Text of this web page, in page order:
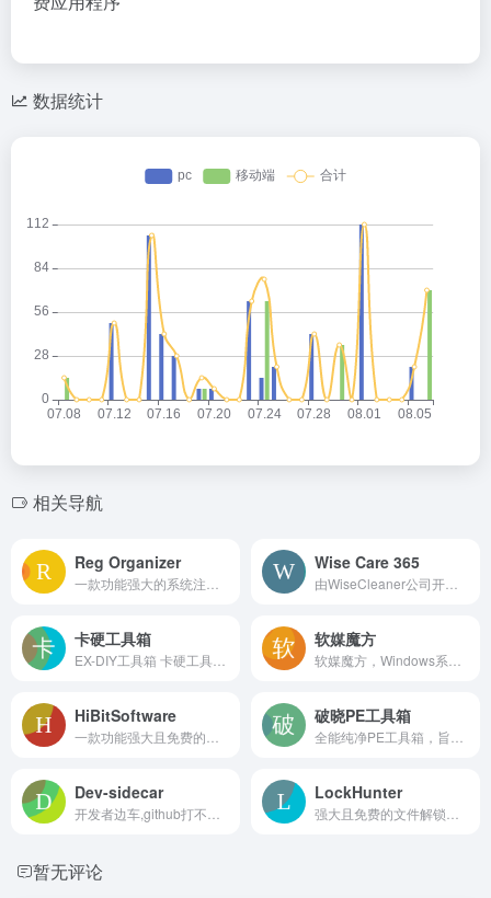
数据统计
相关导航
Reg Organizer Wise Care 365
卡硬工具箱 软媒魔方
HiBitSoftware 破晓PE工具箱
Dev-sidecar LockHunter
暂无评论